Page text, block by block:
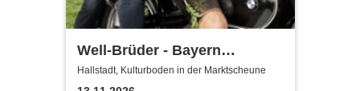
Well-Brüder - Bayern
Unplugged
Hallstadt, Kulturboden in der Marktscheune